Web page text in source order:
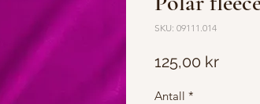
SKU: 09111.014
125,00 krPris
Antall *